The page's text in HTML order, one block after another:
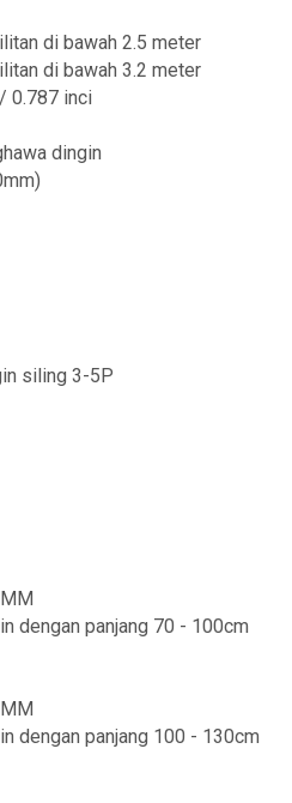
di bawah 2.5 meter
di bawah 3.2 meter
0.787 inci
dingin
siling 3-5P
dengan panjang 70 - 100cm
dengan panjang 100 - 130cm